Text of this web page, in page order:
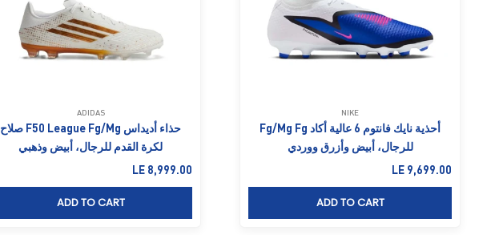
NIKE
أحذية نايك فانتوم 6 عالية أكاد Fg/Mg Fg
للرجال، أبيض وأزرق ووردي
السعر بعد الخصم
LE 9,699.00
ADD TO CART
ADIDAS
حذاء أديداس F50 League Fg/Mg صلاح
لكرة القدم للرجال، أبيض وذهبي
السعر بعد الخصم
LE 8,999.00
ADD TO CART